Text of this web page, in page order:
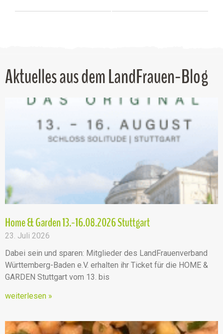
Aktuelles aus dem LandFrauen-Blog
Home & Garden 13.-16.08.2026 Stuttgart
23. Juli 2026
Dabei sein und sparen: Mitglieder des LandFrauenverband
Württemberg-Baden e.V. erhalten ihr Ticket für die HOME &
GARDEN Stuttgart vom 13. bis
weiterlesen »